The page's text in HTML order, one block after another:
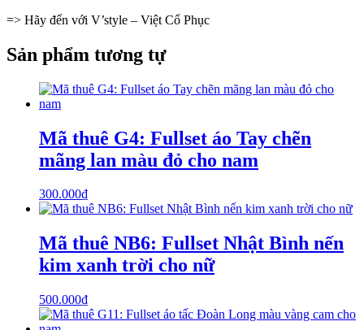
=> Hãy đến với V’style – Việt Cổ Phục
Sản phẩm tương tự
Mã thuê G4: Fullset áo Tay chẽn
mãng lan màu đỏ cho nam
300.000₫
Mã thuê NB6: Fullset Nhật Bình nến
kim xanh trời cho nữ
500.000₫